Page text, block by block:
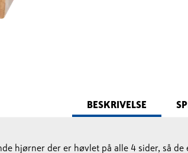
BESKRIVELSE
hjørner der er høvlet på alle 4 sider, så